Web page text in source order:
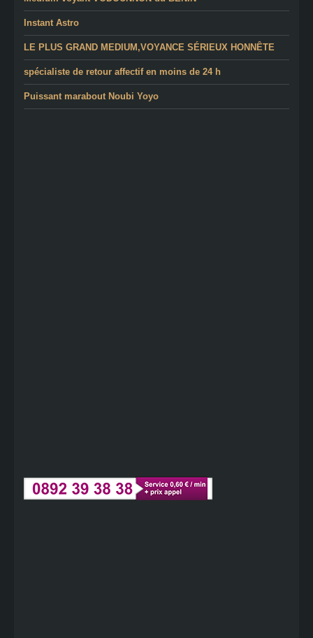
Instant Astro
LE PLUS GRAND MEDIUM,VOYANCE SÉRIEUX HONNÊTE
spécialiste de retour affectif en moins de 24 h
Puissant marabout Noubi Yoyo